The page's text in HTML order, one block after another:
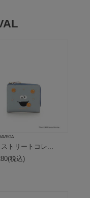
トリートコレ...
税込)